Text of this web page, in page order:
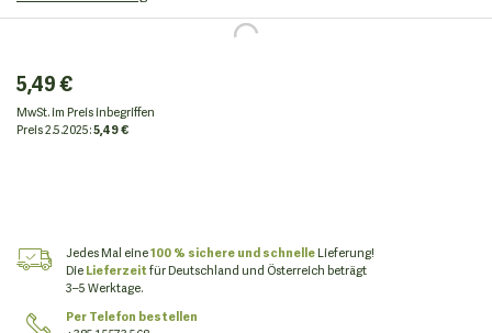
5,49 €
MwSt. im Preis inbegriffen
Preis2.5.2025:5,49 €
Jedes Mal eine100 % sichere und schnelleLieferung!
DieLieferzeitfür Deutschland und Österreich beträgt
3–5 Werktage.
Per Telefon bestellen